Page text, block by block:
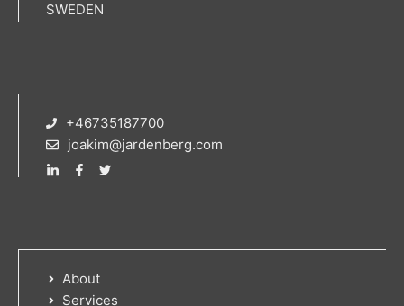
SWEDEN
+46735187700
joakim@jardenberg.com
About
Services